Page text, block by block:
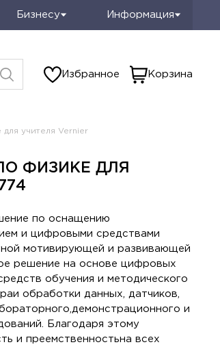
Бизнесу Информация
Избранное Корзина
учителя Vernier
ФИЗИКЕ ДЛЯ
по оснащению
и цифровыми средствами
мотивирующей и развивающей
решение на основе цифровых
обучения и методического
обработки данных, датчиков,
и
Благодаря этому
и преемственностьна всех